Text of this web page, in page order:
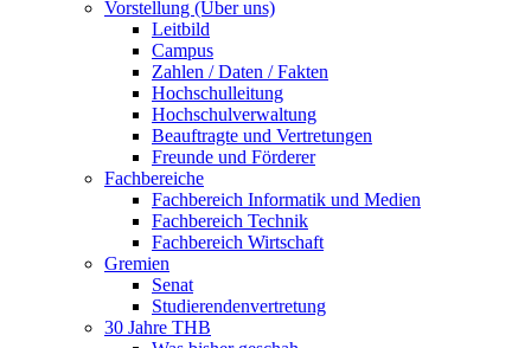
Vorstellung (Über uns)
Leitbild
Campus
Zahlen / Daten / Fakten
Hochschulleitung
Hochschulverwaltung
Beauftragte und Vertretungen
Freunde und Förderer
Fachbereiche
Fachbereich Informatik und Medien
Fachbereich Technik
Fachbereich Wirtschaft
Gremien
Senat
Studierendenvertretung
30 Jahre THB